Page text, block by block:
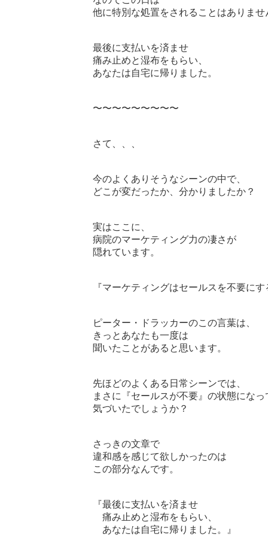
他に特別な処置をされることはありませ
最後に支払いを済ませ
痛み止めと湿布をもらい、
あなたは自宅に帰りました。
〜〜〜〜〜〜〜〜〜
さて、、、
今のよくありそうなシーンの中で、
どこが変だったか、分かりましたか？
実はここに、
病院のマーケティング力の凄さが
隠れています。
『マーケティングはセールスを不要にす
ピーター・ドラッカーのこの言葉は、
きっとあなたも一度は
聞いたことがあると思います。
先ほどのよくある日常シーンでは、
まさに『セールスが不要』の状態にな
気づいたでしょうか？
さっきの文章で
違和感を感じて欲しかったのは
この部分なんです。
『最後に支払いを済ませ
痛み止めと湿布をもらい、
あなたは自宅に帰りました。』